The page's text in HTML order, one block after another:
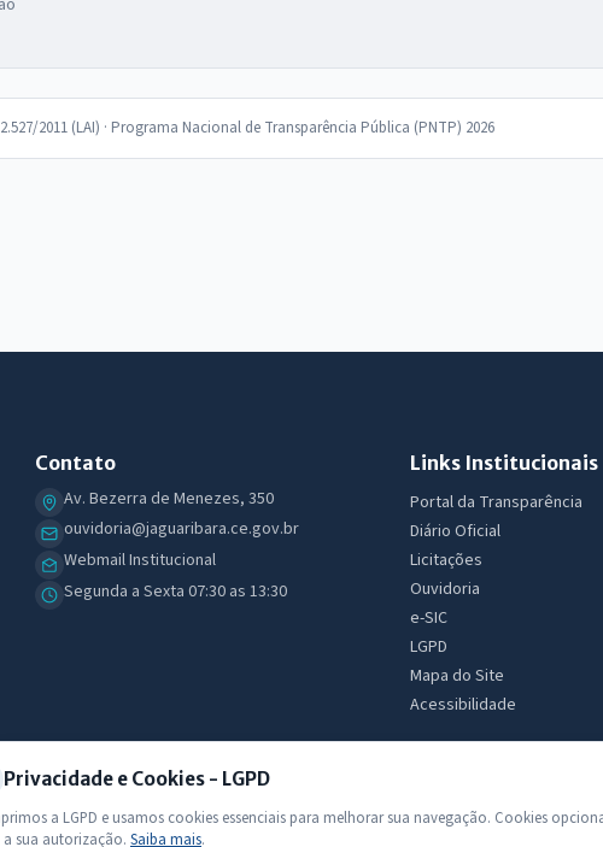
2011 (LAI) · Programa Nacional de Transparência Pública (PNTP) 2026
Contato
Av. Bezerra de Menezes, 350
ouvidoria@jaguaribara.ce.gov.br
Webmail Institucional
Segunda a Sexta 07:30 as 13:30
Links Institucionais
Portal da Transparência
Diário Oficial
Licitações
Ouvidoria
e-SIC
LGPD
Mapa do Site
Acessibilidade
Privacidade e Cookies - LGPD
a LGPD e usamos cookies essenciais para melhorar sua navegação. Cookies
sua autorização. Saiba mais.